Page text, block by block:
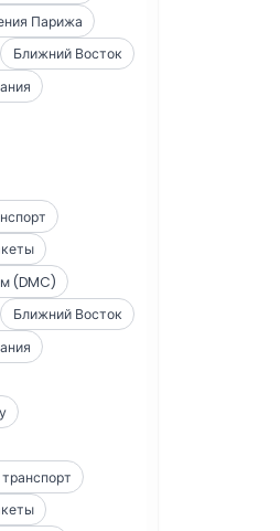
Парижа
Ближний Восток
(DMC)
Ближний Восток